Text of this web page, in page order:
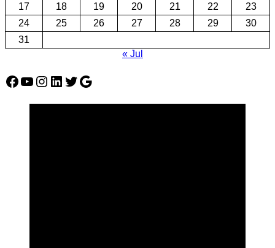
17
18 19 20 21 22
23
24
25 26 27 28 29
30
31
« Jul
Facebook
YouTube
Instagram
LinkedIn
Twitter
Google